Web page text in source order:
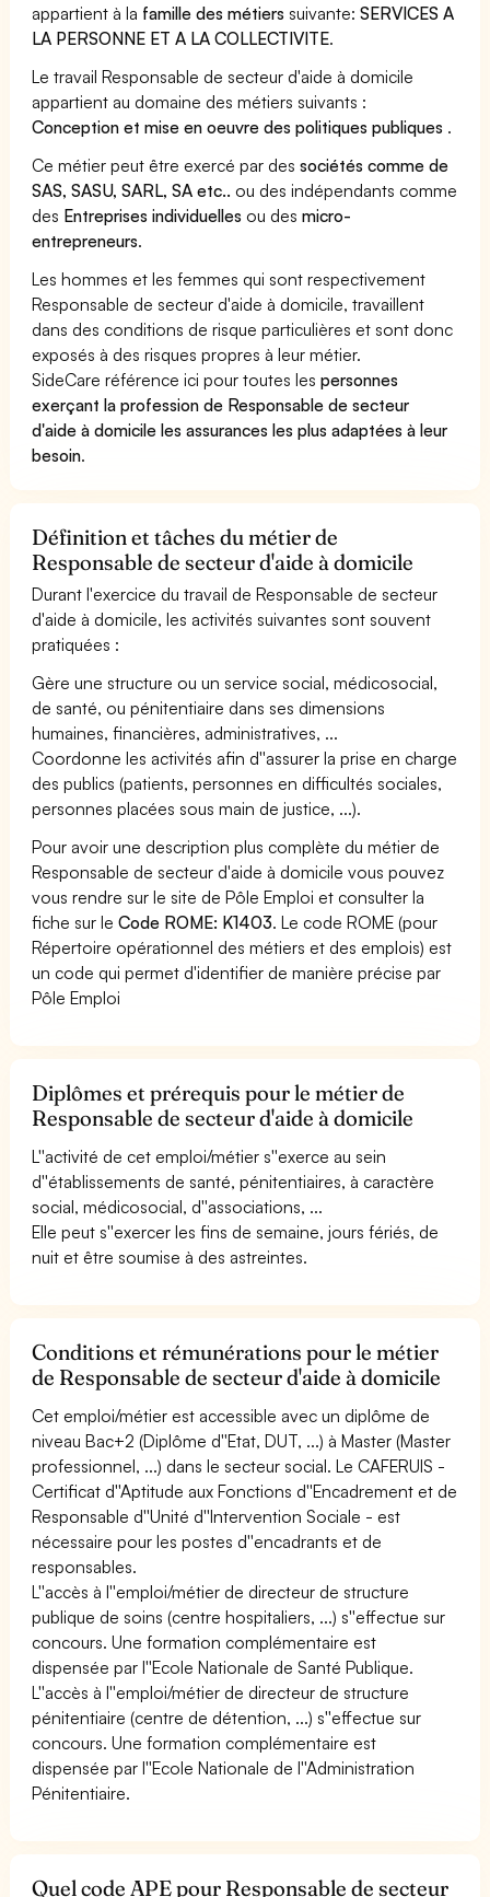
appartient à la famille des métiers suivante:SERVICES A
LA PERSONNE ET A LA COLLECTIVITE.
Le travail Responsable de secteur d'aide à domicile
appartient au domaine des métiers suivants :
Conception et mise en oeuvre des politiques publiques .
Ce métier peut être exercé par dessociétés comme de
SAS, SASU, SARL, SA etc.. ou des indépendants comme
des Entreprises individuelles ou desmicro-
entrepreneurs.
Les hommes et les femmes qui sont respectivement
Responsable de secteur d'aide à domicile, travaillent
dans des conditions de risque particulières et sont donc
exposés à des risques propres à leur métier.
SideCare référence ici pour toutes lespersonnes
exerçant la profession de Responsable de secteur
d'aide à domicile les assurances les plus adaptées à leur
besoin.
Définition et tâches du métier de
Responsable de secteur d'aide à domicile
Durant l'exercice du travail de Responsable de secteur
d'aide à domicile, les activités suivantes sont souvent
pratiquées :
Gère une structure ou un service social, médicosocial,
de santé, ou pénitentiaire dans ses dimensions
humaines, financières, administratives, ...
Coordonne les activités afin d''assurer la prise en charge
des publics (patients, personnes en difficultés sociales,
personnes placées sous main de justice, ...).
Pour avoir une description plus complète du métier de
Responsable de secteur d'aide à domicile vous pouvez
vous rendre sur le site de Pôle Emploi et consulter la
fiche sur leCode ROME: K1403. Le code ROME (pour
Répertoire opérationnel des métiers et des emplois) est
un code qui permet d'identifier de manière précise par
Pôle Emploi
Diplômes et prérequis pour le métier de
Responsable de secteur d'aide à domicile
L''activité de cet emploi/métier s''exerce au sein
d''établissements de santé, pénitentiaires, à caractère
social, médicosocial, d''associations, ...
Elle peut s''exercer les fins de semaine, jours fériés, de
nuit et être soumise à des astreintes.
Conditions et rémunérations pour le métier
de Responsable de secteur d'aide à domicile
Cet emploi/métier est accessible avec un diplôme de
niveau Bac+2 (Diplôme d''Etat, DUT, ...) à Master (Master
professionnel, ...) dans le secteur social. Le CAFERUIS -
Certificat d''Aptitude aux Fonctions d''Encadrement et de
Responsable d''Unité d''Intervention Sociale - est
nécessaire pour les postes d''encadrants et de
responsables.
L''accès à l''emploi/métier de directeur de structure
publique de soins (centre hospitaliers, ...) s''effectue sur
concours. Une formation complémentaire est
dispensée par l''Ecole Nationale de Santé Publique.
L''accès à l''emploi/métier de directeur de structure
pénitentiaire (centre de détention, ...) s''effectue sur
concours. Une formation complémentaire est
dispensée par l''Ecole Nationale de l''Administration
Pénitentiaire.
Quel code APE pour Responsable de secteur